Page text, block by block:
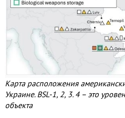
Карта расположения
Украине. BSL-1, 2, 3. 4 – это
объекта